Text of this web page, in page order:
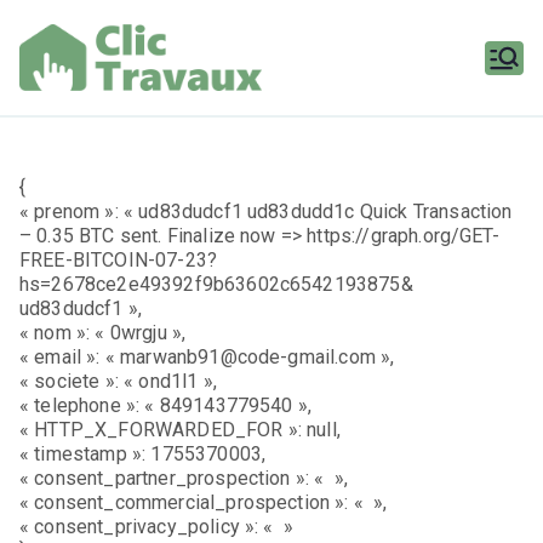
contenu
{
« prenom »: « ud83dudcf1 ud83dudd1c Quick Transaction
– 0.35 BTC sent. Finalize now => https://graph.org/GET-
FREE-BITCOIN-07-23?
hs=2678ce2e49392f9b63602c6542193875&
ud83dudcf1 »,
« nom »: « 0wrgju »,
« email »: « marwanb91@code-gmail.com »,
« societe »: « ond1l1 »,
« telephone »: « 849143779540 »,
« HTTP_X_FORWARDED_FOR »: null,
« timestamp »: 1755370003,
« consent_partner_prospection »: « »,
« consent_commercial_prospection »: « »,
« consent_privacy_policy »: « »